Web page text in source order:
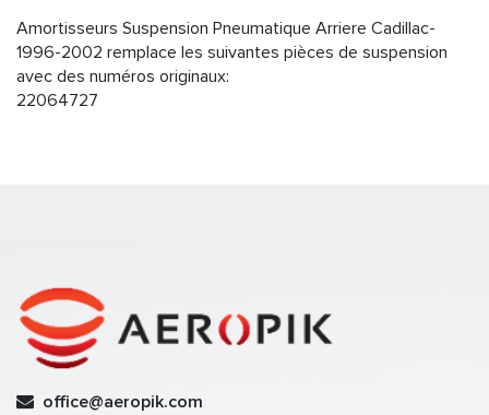
Amortisseurs Suspension Pneumatique Arriere Cadillac-
1996-2002 remplace les suivantes pièces de suspension
avec des numéros originaux:
22064727
office@aeropik.com